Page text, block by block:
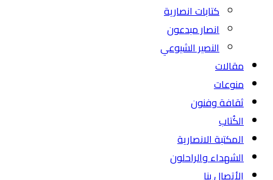
كتابات انصارية
انصار مبدعون
النصیر الشیوعي
مقالات
منوعات
ثقافة وفنون
الكُتاب
المكتبة الانصارية
الشهداء والراحلون
الأتصال بنا